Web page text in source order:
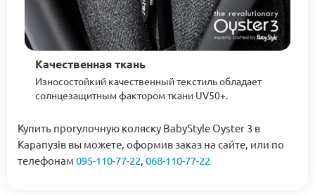
Качественная ткань
Износостойкий качественный текстиль обладает
солнцезащитным фактором ткани UV50+.
Купить прогулочную коляску BabyStyle Oyster 3 в
Карапузів вы можете, оформив заказ на сайте, или по
телефонам 095-110-77-22 068-110-77-22